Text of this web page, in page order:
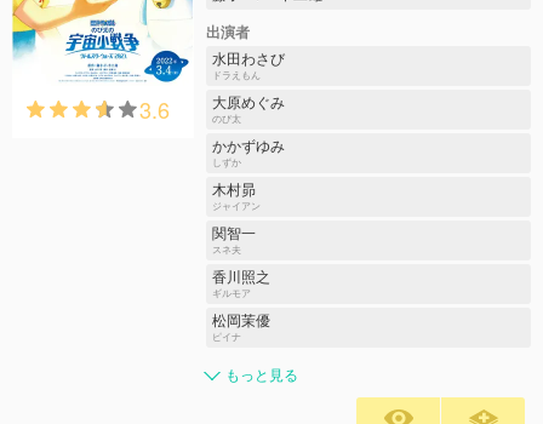
3.6
出演者
水田わさび
ドラえもん
大原めぐみ
のび太
かかずゆみ
しずか
木村昴
ジャイアン
関智一
スネ夫
香川照之
ギルモア
松岡茉優
ピイナ
もっと見る